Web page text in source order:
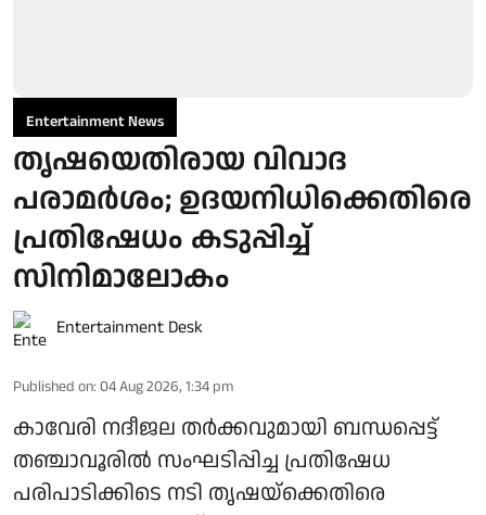
Entertainment News
തൃഷയെതിരായ വിവാദ
പരാമർശം; ഉദയനിധിക്കെതിരെ
പ്രതിഷേധം കടുപ്പിച്ച്
സിനിമാലോകം
Entertainment Desk
Published on: 04 Aug 2026, 1:34 pm
കാവേരി നദീജല തർക്കവുമായി ബന്ധപ്പെട്ട്
തഞ്ചാവൂരിൽ സംഘടിപ്പിച്ച പ്രതിഷേധ
പരിപാടിക്കിടെ നടി തൃഷയ്‌ക്കെതിരെ